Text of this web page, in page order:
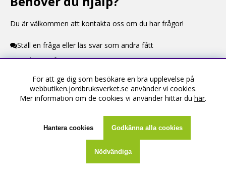
Du är välkommen att kontakta oss om du har frågor!
Ställ en fråga eller läs svar som andra fått
Kontaktuppgifter
Information
Köpevillkor
För att ge dig som besökare en bra upplevelse på
webbutiken.jordbruksverket.se använder vi cookies.
Mer information om de cookies vi använder hittar du här.
Hantera cookies Godkänna alla cookies
Nödvändiga